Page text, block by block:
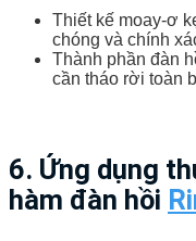
Thiết kế moay-ơ
chóng và chính
Thành phần đàn
cần tháo rời toàn
6. Ứng dụng
hàm đàn hồi